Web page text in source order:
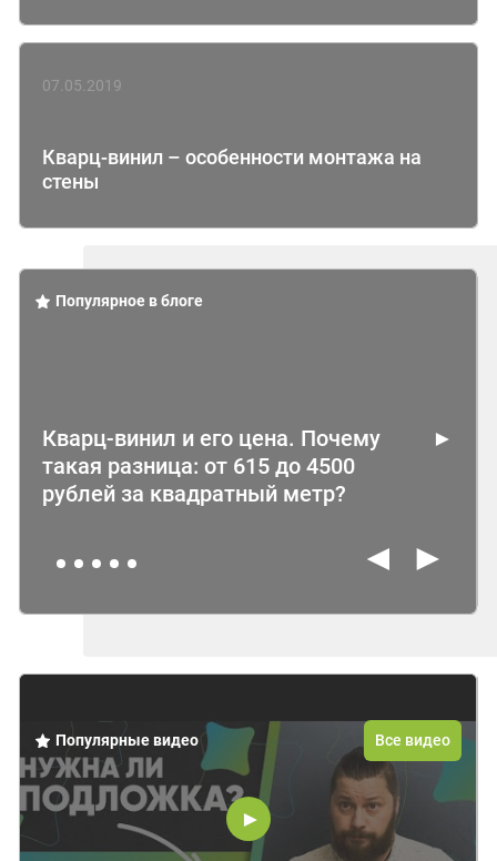
Популярное в блоге
Кварц-винил и его цена. Почему
такая разница: от 615 до 4500
рублей за квадратный метр?
►
◄
Популярные видео Все видео
07.05.2019
Кварц-винил – особенности монтажа на
стены